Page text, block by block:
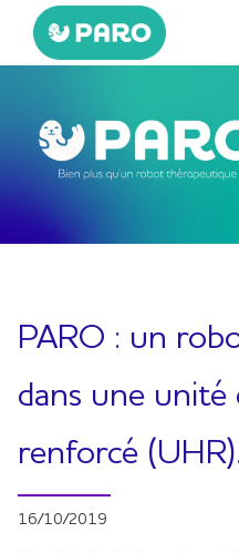
contenu
PARO : un
dans une unité
renforcé
16/10/2019